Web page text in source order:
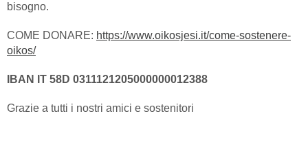
bisogno.
COME DONARE: https://www.oikosjesi.it/come-sostenere-
oikos/
IBAN IT 58D 0311121205000000012388
Grazie a tutti i nostri amici e sostenitori